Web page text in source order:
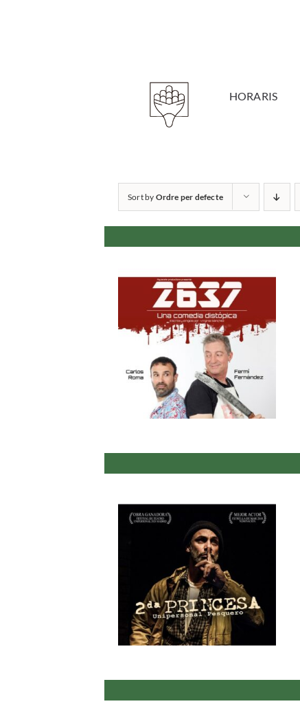
HORARIS
Sort by Ordre per defecte